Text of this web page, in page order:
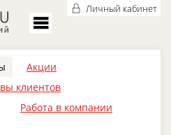
Личный кабинет
Акции
клиентов
Работа в компании